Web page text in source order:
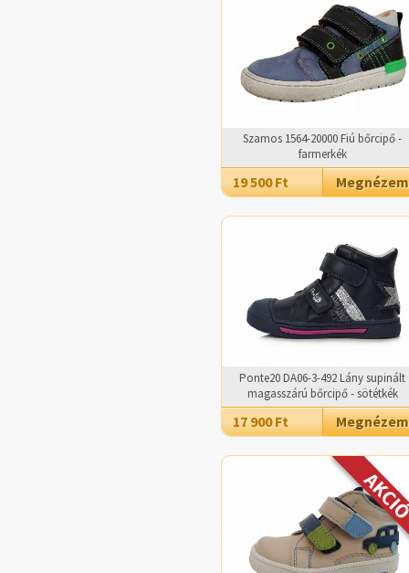
Szamos 1564-20000 Fiú bőrcipő -
farmerkék
19 500 Ft Megnézem
Ponte20 DA06-3-492 Lány supinált
magasszárú bőrcipő - sötétkék
17 900 Ft Megnézem